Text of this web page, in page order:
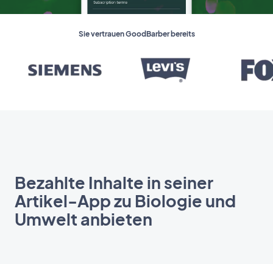
Sie vertrauen GoodBarber bereits
Bezahlte Inhalte in seiner
Artikel-App zu Biologie und
Umwelt anbieten